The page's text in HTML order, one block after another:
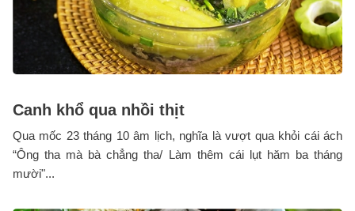
Canh khổ qua nhồi thịt
Qua mốc 23 tháng 10 âm lịch, nghĩa là vượt qua khỏi cái ách
“Ông tha mà bà chẳng tha/ Làm thêm cái lụt hăm ba tháng
mười"...